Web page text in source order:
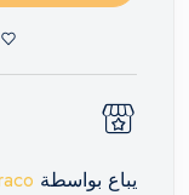
يباع بواسطة